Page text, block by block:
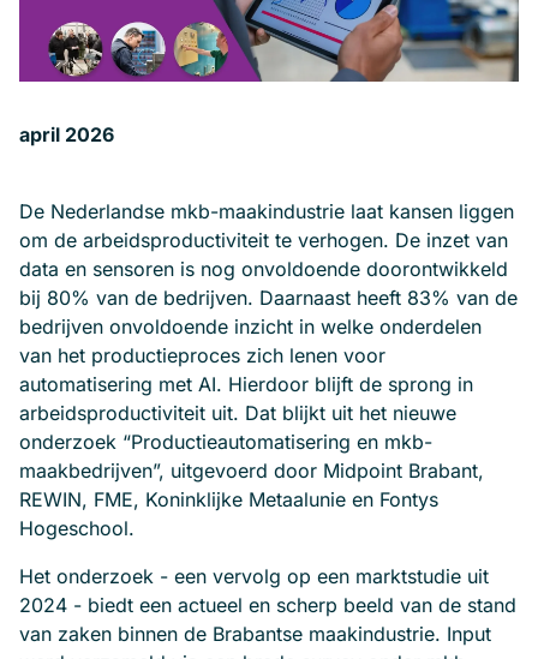
april 2026
De Nederlandse mkb-maakindustrie laat kansen liggen
om de arbeidsproductiviteit te verhogen. De inzet van
data en sensoren is nog onvoldoende doorontwikkeld
bij 80% van de bedrijven. Daarnaast heeft 83% van de
bedrijven onvoldoende inzicht in welke onderdelen
van het productieproces zich lenen voor
automatisering met AI. Hierdoor blijft de sprong in
arbeidsproductiviteit uit. Dat blijkt uit het nieuwe
onderzoek “Productieautomatisering en mkb-
maakbedrijven”, uitgevoerd door Midpoint Brabant,
REWIN, FME, Koninklijke Metaalunie en Fontys
Hogeschool.
Het onderzoek - een vervolg op een marktstudie uit
2024 - biedt een actueel en scherp beeld van de stand
van zaken binnen de Brabantse maakindustrie. Input